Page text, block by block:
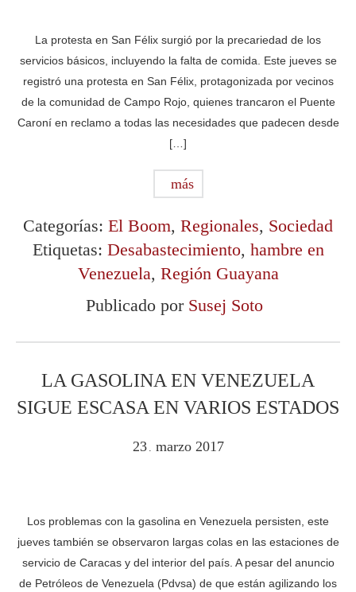
La protesta en San Félix surgió por la precariedad de los
servicios básicos, incluyendo la falta de comida. Este jueves se
registró una protesta en San Félix, protagonizada por vecinos
de la comunidad de Campo Rojo, quienes trancaron el Puente
Caroní en reclamo a todas las necesidades que padecen desde
[…]
más
Categorías: El Boom, Regionales, Sociedad
Etiquetas: Desabastecimiento, hambre en
Venezuela, Región Guayana
Publicado por Susej Soto
LA GASOLINA EN VENEZUELA
SIGUE ESCASA EN VARIOS ESTADOS
23 . marzo 2017
Los problemas con la gasolina en Venezuela persisten, este
jueves también se observaron largas colas en las estaciones de
servicio de Caracas y del interior del país. A pesar del anuncio
de Petróleos de Venezuela (Pdvsa) de que están agilizando los